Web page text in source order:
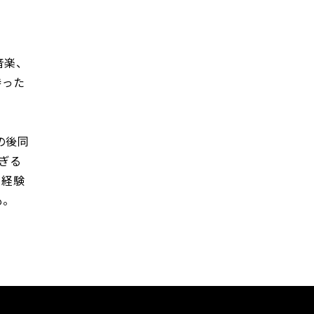
、
た
後同
る
験